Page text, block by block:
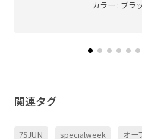
カラー : ブラ
関連タグ
75JUN specialweek オー